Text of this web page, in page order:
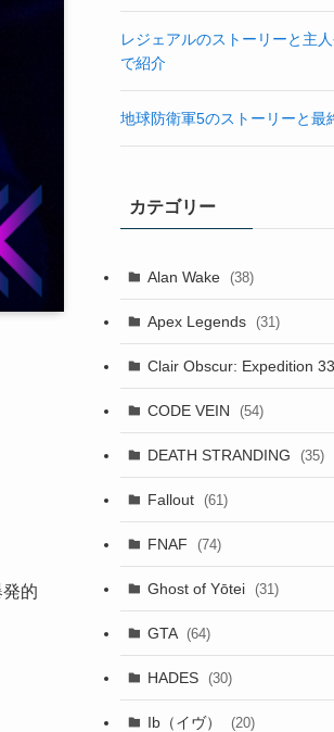
的
レジェアルのストーリーと主
で紹介
地球防衛軍5のストーリーと最
カテゴリー
Alan Wake (38)
Apex Legends (31)
Clair Obscur: Expedition 33
CODE VEIN (54)
DEATH STRANDING (35)
Fallout (61)
FNAF (74)
Ghost of Yōtei (31)
GTA (64)
HADES (30)
Ib（イヴ） (20)